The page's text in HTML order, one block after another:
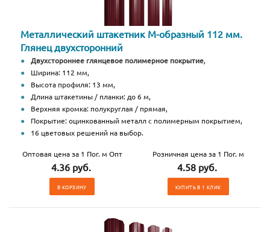
Металлический штакетник М-образный 112 мм.
Глянец двухсторонний
Двухстороннее глянцевое полимерное покрытие,
Ширина: 112 мм,
Высота профиля: 13 мм,
Длина штакетины / планки: до 6 м,
Верхняя кромка: полукруглая / прямая,
Покрытие: оцинкованный металл с полимерным покрытием,
16 цветовых решений на выбор.
Оптовая цена за 1 Пог. м Опт
4.36 руб.
В КОРЗИНУ
Розничная цена за 1 Пог. м
4.58 руб.
КУПИТЬ В 1 КЛИК